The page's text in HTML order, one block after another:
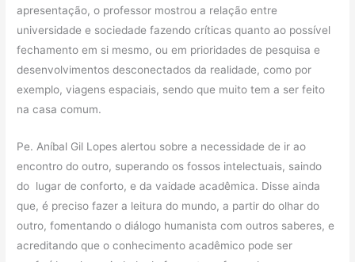
apresentação, o professor mostrou a relação entre
universidade e sociedade fazendo críticas quanto ao possível
fechamento em si mesmo, ou em prioridades de pesquisa e
desenvolvimentos desconectados da realidade, como por
exemplo, viagens espaciais, sendo que muito tem a ser feito
na casa comum.
Pe. Aníbal Gil Lopes alertou sobre a necessidade de ir ao
encontro do outro, superando os fossos intelectuais, saindo
do lugar de conforto, e da vaidade acadêmica. Disse ainda
que, é preciso fazer a leitura do mundo, a partir do olhar do
outro, fomentando o diálogo humanista com outros saberes, e
acreditando que o conhecimento acadêmico pode ser